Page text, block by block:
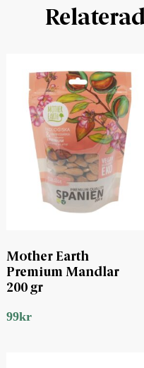
Mother Earth
Premium Mandlar
200 gr
99kr